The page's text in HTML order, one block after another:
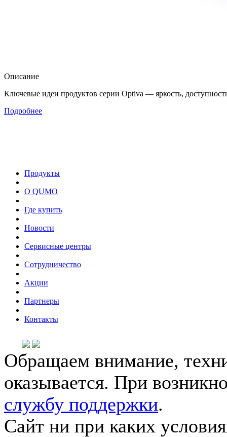
Описание
Ключевые идеи продуктов серии Optiva — яркость,
Подробнее
Продукты
О QUMO
Где купить
Новости
Сервисные центры
Сотрудничество
Акции
Партнеры
Контакты
Обращаем внимание,
оказывается. При
службу поддержки.
Сайт ни при каких